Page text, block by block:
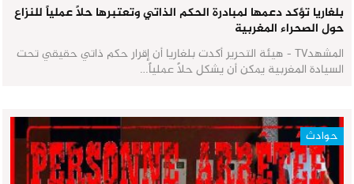
بلغاريا تؤكد دعمها لمبادرة الحكم الذاتي وتعتبرها حلاً عملياً للنزاع
حول الصحراء المغربية
المشهدTV - هيئة التحرير أكدت بلغاريا أن إقرار حكم ذاتي حقيقي تحت
السيادة المغربية يمكن أن يشكل حلاً عملياً…
حوادث